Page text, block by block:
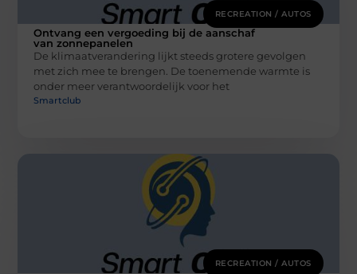
RECREATION / AUTOS
Ontvang een vergoeding bij de aanschaf
van zonnepanelen
De klimaatverandering lijkt steeds grotere gevolgen
met zich mee te brengen. De toenemende warmte is
onder meer verantwoordelijk voor het
Smartclub
RECREATION / AUTOS